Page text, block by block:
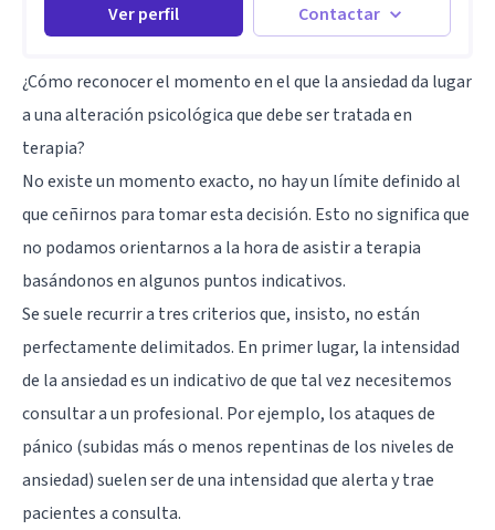
Ver perfil Contactar
¿Cómo reconocer el momento en el que la ansiedad da lugar
a una alteración psicológica que debe ser tratada en
terapia?
No existe un momento exacto, no hay un límite definido al
que ceñirnos para tomar esta decisión. Esto no significa que
no podamos orientarnos a la hora de asistir a terapia
basándonos en algunos puntos indicativos.
Se suele recurrir a tres criterios que, insisto, no están
perfectamente delimitados. En primer lugar, la intensidad
de la ansiedad es un indicativo de que tal vez necesitemos
consultar a un profesional. Por ejemplo, los ataques de
pánico (subidas más o menos repentinas de los niveles de
ansiedad) suelen ser de una intensidad que alerta y trae
pacientes a consulta.